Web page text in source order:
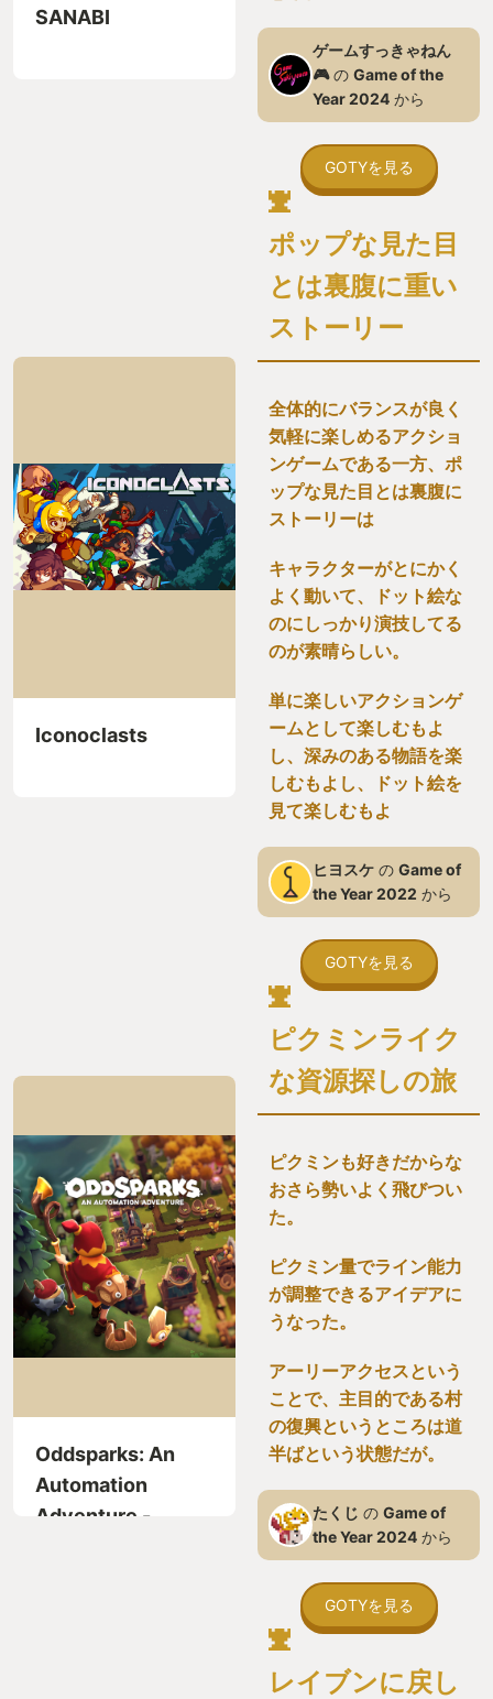
SANABI
ゲームすっきゃねん
🎮の Game of the
Year 2024 から
GOTYを見る
Iconoclasts
ポップな見た目
とは裏腹に重い
ストーリー
全体的にバランスが良く
気軽に楽しめるアクショ
ンゲームである一方、ポ
ップな見た目とは裏腹に
ストーリーは
キャラクターがとにかく
よく動いて、ドット絵な
のにしっかり演技してる
のが素晴らしい。
単に楽しいアクションゲ
ームとして楽しむもよ
し、深みのある物語を楽
しむもよし、ドット絵を
見て楽しむもよ
ヒヨスケ の Game of
the Year 2022 から
GOTYを見る
Oddsparks: An
Automation
Adventure -
ピクミンライク
な資源探しの旅
ピクミンも好きだからな
おさら勢いよく飛びつい
た。
ピクミン量でライン能力
が調整できるアイデアに
うなった。
アーリーアクセスという
ことで、主目的である村
の復興というところは道
半ばという状態だが。
たくじ の Game of
the Year 2024 から
GOTYを見る
レイブンに戻し